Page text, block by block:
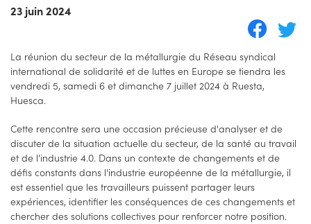
23 juin 2024
La réunion du secteur de la métallurgie du Réseau syndical
international de solidarité et de luttes en Europe se tiendra les
vendredi 5, samedi 6 et dimanche 7 juillet 2024 à Ruesta,
Huesca.
Cette rencontre sera une occasion précieuse d'analyser et de
discuter de la situation actuelle du secteur, de la santé au travail
et de l'industrie 4.0. Dans un contexte de changements et de
défis constants dans l'industrie européenne de la métallurgie, il
est essentiel que les travailleurs puissent partager leurs
expériences, identifier les conséquences de ces changements et
chercher des solutions collectives pour renforcer notre position.